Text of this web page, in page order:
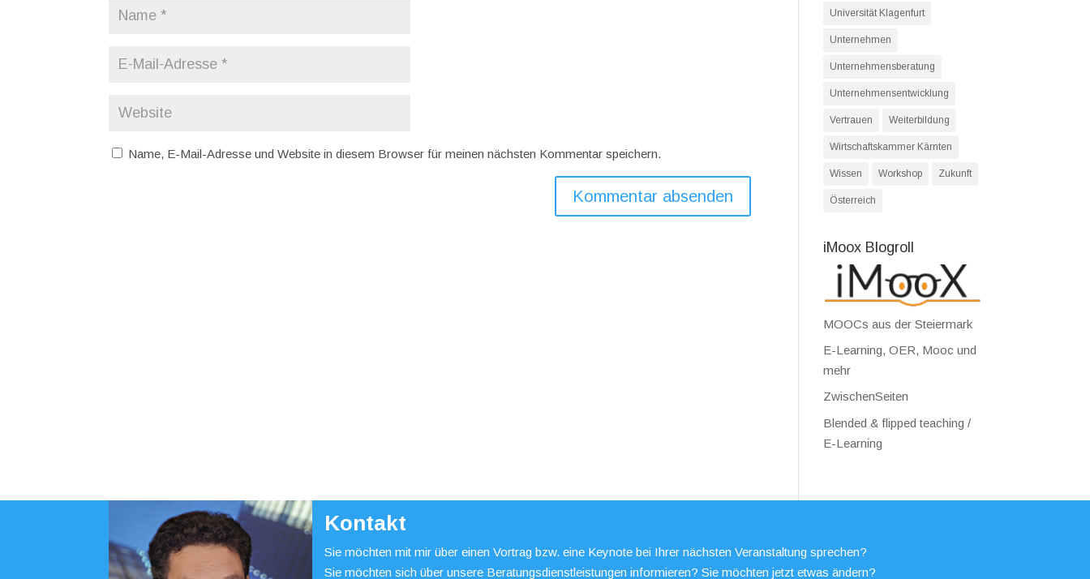
Name, E-Mail-Adresse und Website in diesem Browser für meinen nächsten Kommentar speichern.
Universität Klagenfurt
Unternehmen
Unternehmensberatung
Unternehmensentwicklung
Vertrauen Weiterbildung
Wirtschaftskammer Kärnten
Wissen Workshop Zukunft
Österreich
iMoox Blogroll
MOOCs aus der Steiermark
E-Learning, OER, Mooc und
mehr
ZwischenSeiten
Blended & flipped teaching /
E-Learning
Kontakt
Sie möchten mit mir über einen Vortrag bzw. eine Keynote bei Ihrer nächsten Veranstaltung sprechen?
Sie möchten sich über unsere Beratungsdienstleistungen informieren? Sie möchten jetzt etwas ändern?